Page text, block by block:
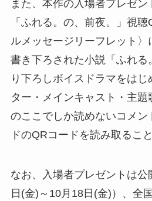
また、本作の入場者プレゼ
「ふれる。の、前夜。」視
ルメッセージリーフレット〉
書き下ろされた小説「ふれる
り下ろしボイスドラマをはじ
ター・メインキャスト・主題
のここでしか読めないコメン
ドのQRコードを読み取るこ
なお、入場者プレゼントは
日(金)～10月18日(金)）、全